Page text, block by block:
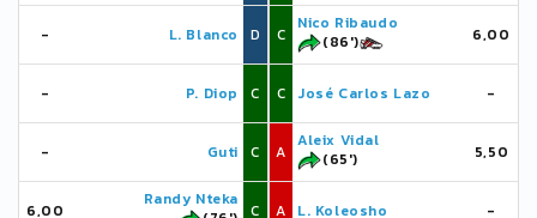
- L. Blanco D
- P. Diop C
- Guti C
6,00
Randy Nteka
C
C
Nico Ribaudo
(86')
6,00
C José Carlos Lazo -
A
Aleix Vidal
(65')
5,50
A L. Koleosho -